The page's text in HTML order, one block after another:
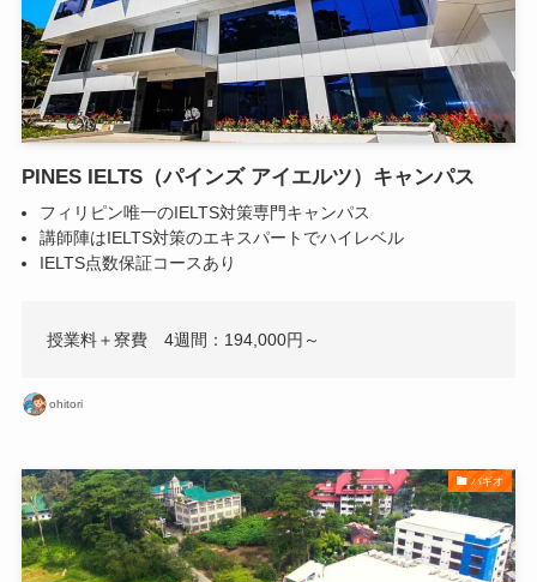
PINES IELTS（パインズ アイエルツ）キャンパス
フィリピン唯一のIELTS対策専門キャンパス
講師陣はIELTS対策のエキスパートでハイレベル
IELTS点数保証コースあり
授業料＋寮費 4週間：194,000円～
ohitori
バギオ